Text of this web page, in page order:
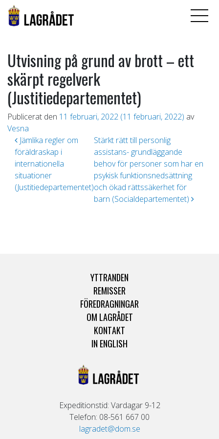
Utvisning på grund av brott – ett
skärpt regelverk
(Justitiedepartementet)
Publicerat den 11 februari, 2022 (11 februari, 2022) av
Vesna
Inläggsnavigering
Jämlika regler om
föräldraskap i
internationella
situationer
(Justitiedepartementet)
Stärkt rätt till personlig
assistans- grundläggande
behov för personer som har en
psykisk funktionsnedsättning
och ökad rättssäkerhet för
barn (Socialdepartementet)
YTTRANDEN
REMISSER
FÖREDRAGNINGAR
OM LAGRÅDET
KONTAKT
IN ENGLISH
Expeditionstid: Vardagar 9-12
Telefon: 08-561 667 00
lagradet@dom.se